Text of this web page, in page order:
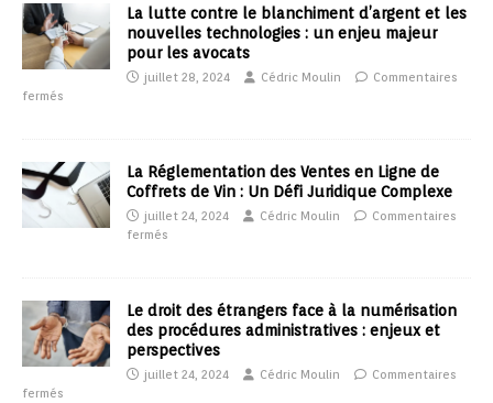
La lutte contre le blanchiment d’argent et les
nouvelles technologies : un enjeu majeur
pour les avocats
juillet 28, 2024 Cédric Moulin
Commentaires
fermés
La Réglementation des Ventes en Ligne de
Coffrets de Vin : Un Défi Juridique Complexe
juillet 24, 2024 Cédric Moulin
Commentaires
fermés
Le droit des étrangers face à la numérisation
des procédures administratives : enjeux et
perspectives
juillet 24, 2024 Cédric Moulin
Commentaires
fermés